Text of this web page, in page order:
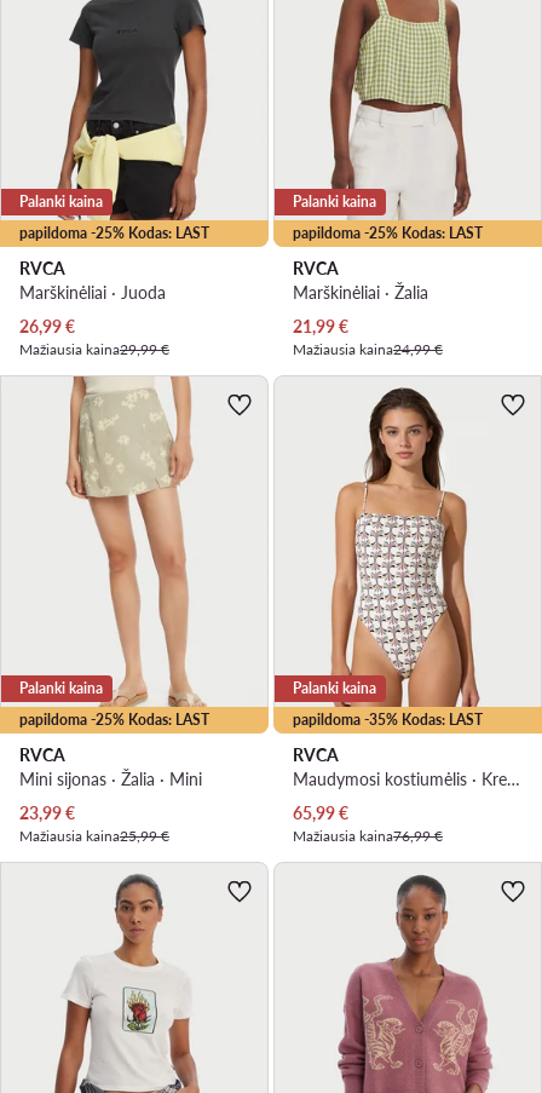
papildoma -25% Kodas: LAST
Palanki kaina
RVCA
Marškinėliai · Juoda
Dabartinė kaina
26,99€
Mažiausia kaina29,99 €
papildoma -25% Kodas: LAST
Palanki kaina
RVCA
Marškinėliai · Žalia
Dabartinė kaina
21,99€
Mažiausia kaina24,99 €
papildoma -25% Kodas: LAST
Palanki kaina
RVCA
Mini sijonas · Žalia · Mini
Dabartinė kaina
23,99€
Mažiausia kaina25,99 €
papildoma -35% Kodas: LAST
Palanki kaina
RVCA
Maudymosi kostiumėlis · Kreminė
Dabartinė kaina
65,99€
Mažiausia kaina76,99 €